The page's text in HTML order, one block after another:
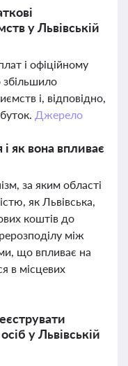
у Львівській
і офіційному
і, відповідно,
Джерело
як вона впливає
за яким області
як Львівська,
коштів до
між
що впливає на
в місцевих
у Львівській